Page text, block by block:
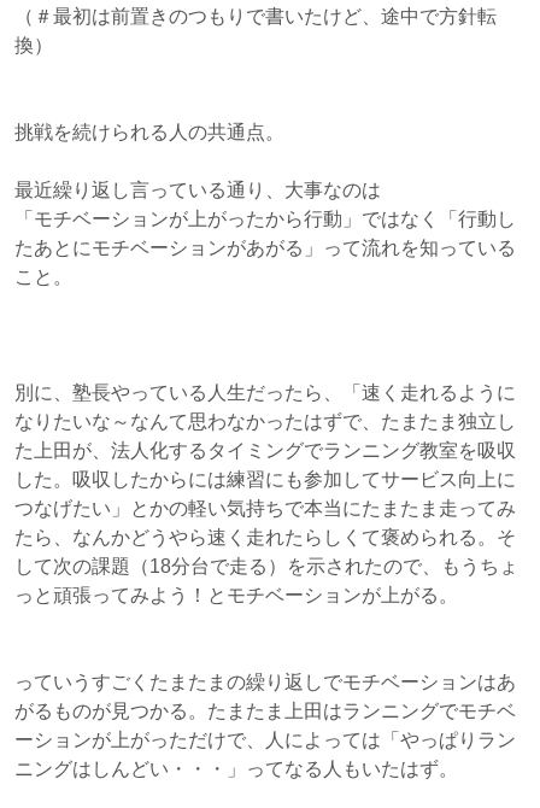
（＃最初は前置きのつもりで書いたけど、途中で方針転
換）
挑戦を続けられる人の共通点。
最近繰り返し言っている通り、大事なのは
「モチベーションが上がったから行動」ではなく「行動し
たあとにモチベーションがあがる」って流れを知っている
こと。
別に、塾長やっている人生だったら、「速く走れるように
なりたいな～なんて思わなかったはずで、たまたま独立し
た上田が、法人化するタイミングでランニング教室を吸収
した。吸収したからには練習にも参加してサービス向上に
つなげたい」とかの軽い気持ちで本当にたまたま走ってみ
たら、なんかどうやら速く走れたらしくて褒められる。そ
して次の課題（18分台で走る）を示されたので、もうちょ
っと頑張ってみよう！とモチベーションが上がる。
っていうすごくたまたまの繰り返しでモチベーションはあ
がるものが見つかる。たまたま上田はランニングでモチベ
ーションが上がっただけで、人によっては「やっぱりラン
ニングはしんどい・・・」ってなる人もいたはず。